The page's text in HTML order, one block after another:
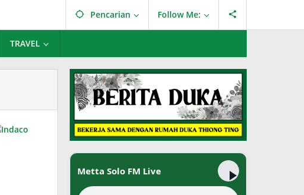
Pencarian Follow Me:
TRAVEL
Metta Solo FM Live